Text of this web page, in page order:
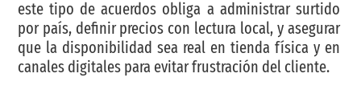
este tipo de acuerdos obliga a administrar surtido
por país, definir precios con lectura local, y asegurar
que la disponibilidad sea real en tienda física y en
canales digitales para evitar frustración del cliente.